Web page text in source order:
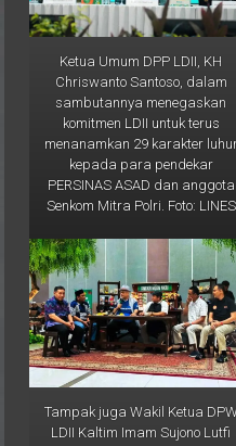
Ketua Umum DPP LDII, KH
Chriswanto Santoso, dalam
sambutannya menegaskan
komitmen LDII untuk terus
menanamkan 29 karakter luhur
kepada para pendekar
PERSINAS ASAD dan anggota
Tampak juga Wakil Ketua DPW